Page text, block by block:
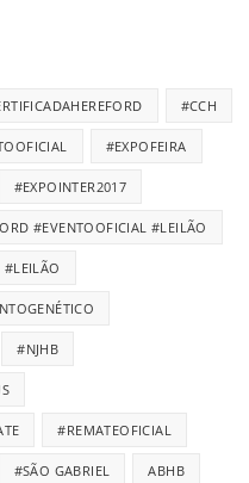
#CCH
#EXPOFEIRA
#EXPOINTER2017
#EVENTOOFICIAL #LEILÃO
#LEILÃO
#NJHB
#REMATEOFICIAL
#SÃO GABRIEL ABHB